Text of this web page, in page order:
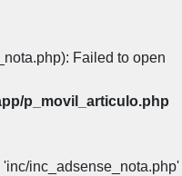
Failed to open
p_movil_articulo.php
inc_adsense_nota.php'